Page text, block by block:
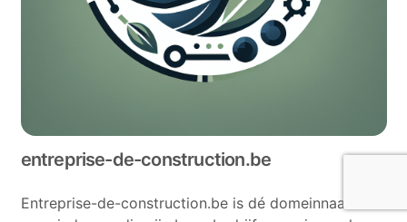
entreprise-de-construction.be
Entreprise-de-construction.be is dé domeinnaam